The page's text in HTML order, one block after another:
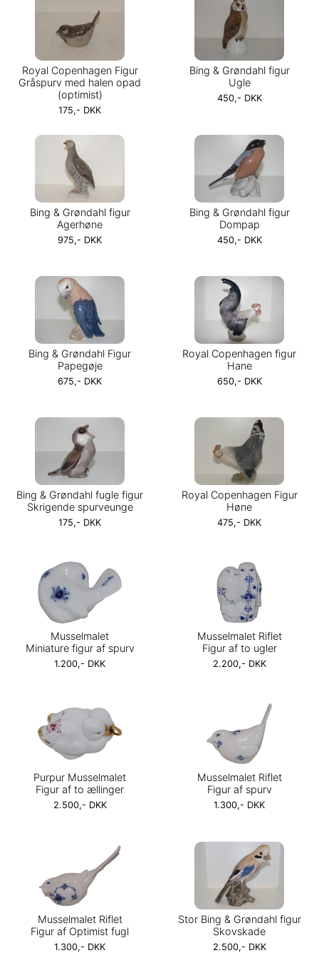
Royal Copenhagen Figur
Gråspurv med halen opad
(optimist)
175,- DKK
Bing & Grøndahl figur
Ugle
450,- DKK
Bing & Grøndahl figur
Agerhøne
975,- DKK
Bing & Grøndahl figur
Dompap
450,- DKK
Bing & Grøndahl Figur
Papegøje
675,- DKK
Royal Copenhagen figur
Hane
650,- DKK
Bing & Grøndahl fugle figur
Skrigende spurveunge
175,- DKK
Royal Copenhagen Figur
Høne
475,- DKK
Musselmalet
Miniature figur af spurv
1.200,- DKK
Musselmalet Riflet
Figur af to ugler
2.200,- DKK
Purpur Musselmalet
Figur af to ællinger
2.500,- DKK
Musselmalet Riflet
Figur af spurv
1.300,- DKK
Musselmalet Riflet
Figur af Optimist fugl
1.300,- DKK
Stor Bing & Grøndahl figur
Skovskade
2.500,- DKK